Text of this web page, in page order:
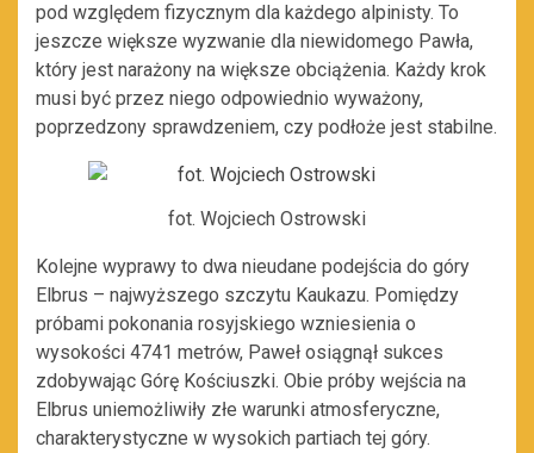
pod względem fizycznym dla każdego alpinisty. To
jeszcze większe wyzwanie dla niewidomego Pawła,
który jest narażony na większe obciążenia. Każdy krok
musi być przez niego odpowiednio wyważony,
poprzedzony sprawdzeniem, czy podłoże jest stabilne.
fot. Wojciech Ostrowski
Kolejne wyprawy to dwa nieudane podejścia do góry
Elbrus – najwyższego szczytu Kaukazu. Pomiędzy
próbami pokonania rosyjskiego wzniesienia o
wysokości 4741 metrów, Paweł osiągnął sukces
zdobywając Górę Kościuszki. Obie próby wejścia na
Elbrus uniemożliwiły złe warunki atmosferyczne,
charakterystyczne w wysokich partiach tej góry.